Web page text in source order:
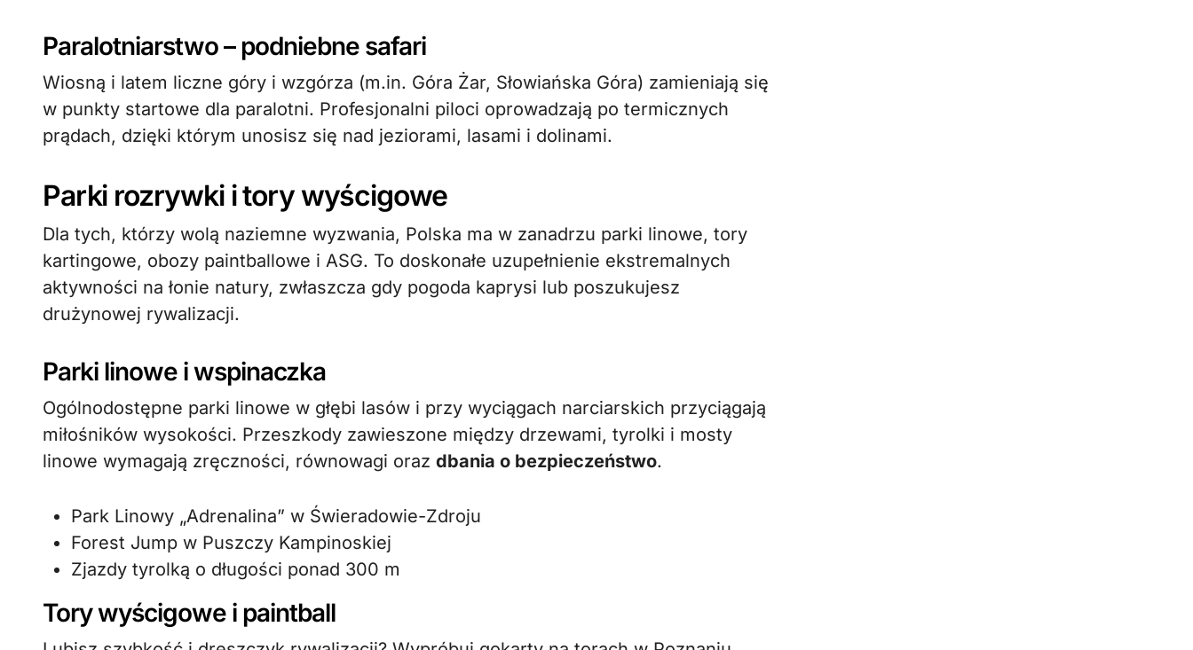
Paralotniarstwo – podniebne safari
Wiosną i latem liczne góry i wzgórza (m.in. Góra Żar, Słowiańska Góra) zamieniają się
w punkty startowe dla paralotni. Profesjonalni piloci oprowadzają po termicznych
prądach, dzięki którym unosisz się nad jeziorami, lasami i dolinami.
Parki rozrywki i tory wyścigowe
Dla tych, którzy wolą naziemne wyzwania, Polska ma w zanadrzu parki linowe, tory
kartingowe, obozy paintballowe i ASG. To doskonałe uzupełnienie ekstremalnych
aktywności na łonie natury, zwłaszcza gdy pogoda kaprysi lub poszukujesz
drużynowej rywalizacji.
Parki linowe i wspinaczka
Ogólnodostępne parki linowe w głębi lasów i przy wyciągach narciarskich przyciągają
miłośników wysokości. Przeszkody zawieszone między drzewami, tyrolki i mosty
linowe wymagają zręczności, równowagi oraz dbania o bezpieczeństwo.
Park Linowy „Adrenalina” w Świeradowie-Zdroju
Forest Jump w Puszczy Kampinoskiej
Zjazdy tyrolką o długości ponad 300 m
Tory wyścigowe i paintball